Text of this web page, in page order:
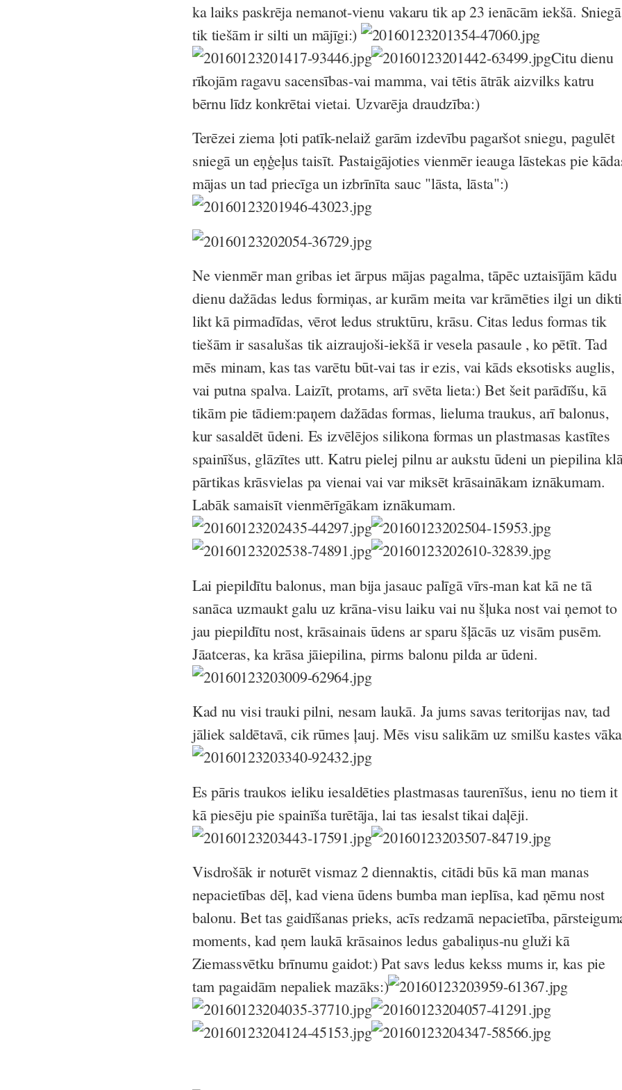
ka laiks paskrēja nemanot-vienu vakaru tik ap 23 ienācām iekšā. Sniegā
tik tiešām ir silti un mājīgi:)
Citu dienu
rīkojām ragavu sacensības-vai mamma, vai tētis ātrāk aizvilks katru
bērnu līdz konkrētai vietai. Uzvarēja draudzība:)
Terēzei ziema ļoti patīk-nelaiž garām izdevību pagaršot sniegu, pagulēt
sniegā un eņģeļus taisīt. Pastaigājoties vienmēr ieauga lāstekas pie
mājas un tad priecīga un izbrīnīta sauc "lāsta, lāsta":)
Ne vienmēr man gribas iet ārpus mājas pagalma, tāpēc uztaisījām kādu
dienu dažādas ledus formiņas, ar kurām meita var krāmēties ilgi un
likt kā pirmadīdas, vērot ledus struktūru, krāsu. Citas ledus formas tik
tiešām ir sasalušas tik aizraujoši-iekšā ir vesela pasaule , ko pētīt. Tad
mēs minam, kas tas varētu būt-vai tas ir ezis, vai kāds eksotisks auglis,
vai putna spalva.Laizīt, protams, arī svēta lieta:)Bet šeit parādīšu, kā
tikām pie tādiem:paņem dažādas formas, lieluma traukus, arī balonus,
kur sasaldēt ūdeni. Es izvēlējos silikona formas un plastmasas kastītes
spainīšus, glāzītes utt. Katru pielej pilnu ar aukstu ūdeni un piepilina
pārtikas krāsvielas pa vienai vai var miksēt krāsainākam iznākumam.
Labāk samaisīt vienmērīgākam iznākumam.
Lai piepildītu balonus, man bija jasauc palīgā vīrs-man kat kā ne tā
sanāca uzmaukt galu uz krāna-visu laiku vai nu šļuka nost vai ņemot to
jau piepildītu nost, krāsainais ūdens ar sparu šļācās uz visām pusēm.
Jāatceras, ka krāsa jāiepilina, pirms balonu pilda ar ūdeni.
Kad nu visi trauki pilni, nesam laukā. Ja jums savas teritorijas nav, tad
jāliek saldētavā, cik rūmes ļauj. Mēs visu salikām uz smilšu kastes
Es pāris traukos ieliku iesaldēties plastmasas taurenīšus, ienu no tiem it
kā piesēju pie spainīša turētāja, lai tas iesalst tikai daļēji.
Visdrošāk ir noturēt vismaz 2 diennaktis, citādi būs kā man manas
nepacietības dēļ, kad viena ūdens bumba man ieplīsa, kad ņēmu nost
balonu. Bet tas gaidīšanas prieks, acīs redzamā nepacietība,
moments, kad ņem laukā krāsainos ledus gabaliņus-nu gluži kā
Ziemassvētku brīnumu gaidot:) Pat savs ledus kekss mums ir, kas pie
tam pagaidām nepaliek mazāks:)